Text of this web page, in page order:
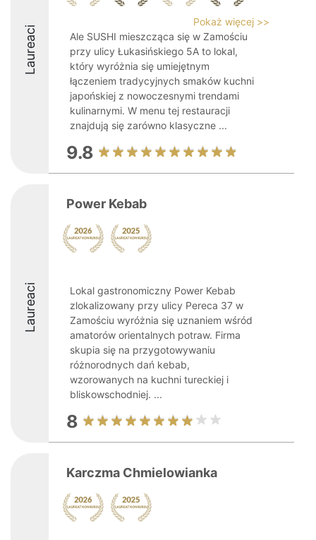
Laureaci
Pokaż więcej >>
Ale SUSHI mieszcząca się w Zamościu
przy ulicy Łukasińskiego 5A to lokal,
który wyróżnia się umiejętnym
łączeniem tradycyjnych smaków kuchni
japońskiej z nowoczesnymi trendami
kulinarnymi. W menu tej restauracji
znajdują się zarówno klasyczne ...
9.8
Laureaci
Power Kebab
Lokal gastronomiczny Power Kebab
zlokalizowany przy ulicy Pereca 37 w
Zamościu wyróżnia się uznaniem wśród
amatorów orientalnych potraw. Firma
skupia się na przygotowywaniu
różnorodnych dań kebab,
wzorowanych na kuchni tureckiej i
bliskowschodniej. ...
8
Karczma Chmielowianka